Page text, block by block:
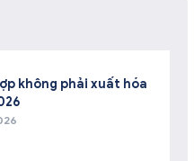
không phải xuất hóa